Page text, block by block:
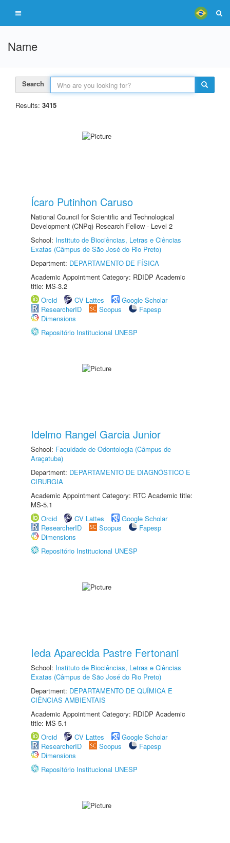
Name
Search
Results: 3415
Ícaro Putinhon Caruso
National Council for Scientific and Technological
Development (CNPq) Research Fellow - Level 2
School: Instituto de Biociências, Letras e Ciências
Exatas (Câmpus de São José do Rio Preto)
Department: DEPARTAMENTO DE FÍSICA
Academic Appointment Category: RDIDP Academic
title: MS-3.2
Orcid
CV Lattes
Google Scholar
ResearcherID
Scopus
Fapesp
Dimensions
Repositório Institucional UNESP
Idelmo Rangel Garcia Junior
School: Faculdade de Odontologia (Câmpus de
Araçatuba)
Department: DEPARTAMENTO DE DIAGNÓSTICO E
CIRURGIA
Academic Appointment Category: RTC Academic title:
MS-5.1
Orcid
CV Lattes
Google Scholar
ResearcherID
Scopus
Fapesp
Dimensions
Repositório Institucional UNESP
Ieda Aparecida Pastre Fertonani
School: Instituto de Biociências, Letras e Ciências
Exatas (Câmpus de São José do Rio Preto)
Department: DEPARTAMENTO DE QUÍMICA E
CIÊNCIAS AMBIENTAIS
Academic Appointment Category: RDIDP Academic
title: MS-5.1
Orcid
CV Lattes
Google Scholar
ResearcherID
Scopus
Fapesp
Dimensions
Repositório Institucional UNESP